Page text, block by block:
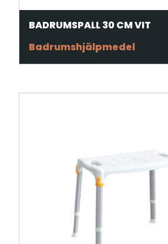
BADRUMSPALL 30 CM VIT
Badrumshjälpmedel